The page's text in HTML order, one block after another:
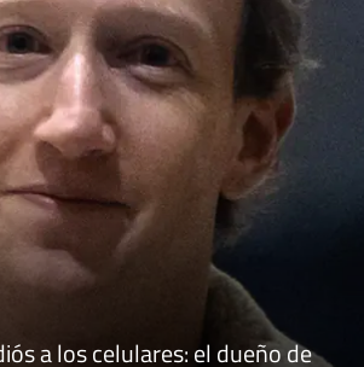
a los celulares: el dueño de